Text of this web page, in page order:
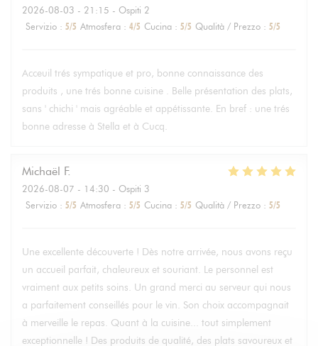
2026-08-03 - 21:15 - Ospiti 2
Servizio : 5/5 Atmosfera : 4/5 Cucina : 5/5 Qualità / Prezzo : 5/5
Acceuil trés sympatique et pro, bonne connaissance des
produits , une trés bonne cuisine . Belle présentation des plats,
sans ' chichi ' mais agréable et appétissante. En bref : une trés
bonne adresse à Stella et à Cucq.
Michaël F
2026-08-07 - 14:30 - Ospiti 3
Servizio : 5/5 Atmosfera : 5/5 Cucina : 5/5 Qualità / Prezzo : 5/5
Une excellente découverte ! Dès notre arrivée, nous avons reçu
un accueil parfait, chaleureux et souriant. Le personnel est
vraiment aux petits soins. Un grand merci au serveur qui nous
a parfaitement conseillés pour le vin. Son choix accompagnait
à merveille le repas. Quant à la cuisine... tout simplement
exceptionnelle ! Des produits de qualité, des plats savoureux et